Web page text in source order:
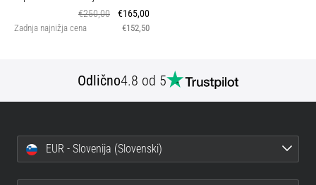
€250,00
€165,00
Zadnja najnižja cena €152,50
Odlično4.8 od 5
EUR - Slovenija (Slovenski)